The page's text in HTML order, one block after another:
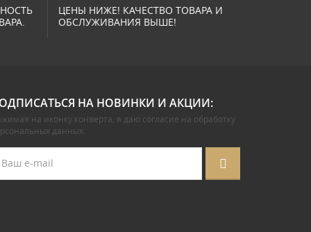
ЦЕНЫ НИЖЕ! КАЧЕСТВО ТОВАРА И
ОБСЛУЖИВАНИЯ ВЫШЕ!
НА НОВИНКИ И АКЦИИ:
на иконку конверта, я даю согласие на обработку
данных.